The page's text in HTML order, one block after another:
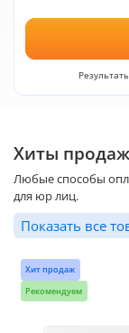
Хиты продаж
Любые способы
для юр лиц.
Хит продаж
Рекомендуем
Показать все